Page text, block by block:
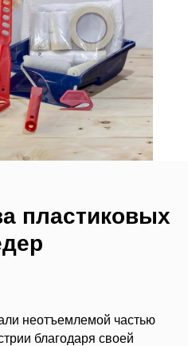
пластиковых
неотъемлемой частью
благодаря своей